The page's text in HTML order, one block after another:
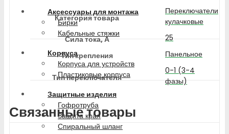
Аксессуары для монтажа
Бирки
Кабельные стяжки
Корпуса
Корпуса для устройств
Пластиковые корпуса
Защитные изделия
Гофротруба
Защита края
Спиральный шланг
Категория товара
Переключатели
кулачковые
Сила тока, А
25
Тип крепления
Панельное
Тип переключателя
0-1 (3-4
фазы)
Связанные товары